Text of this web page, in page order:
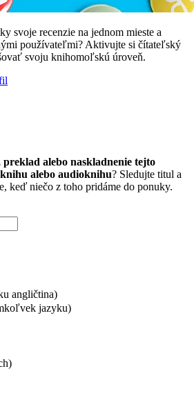
svoje recenzie na jednom mieste a
používateľmi? Aktivujte si čítateľský
svoju knihomoľskú úroveň.
preklad alebo naskladnenie tejto
alebo audioknihu? Sledujte titul a
keď niečo z toho pridáme do ponuky.
angličtina)
jazyku)